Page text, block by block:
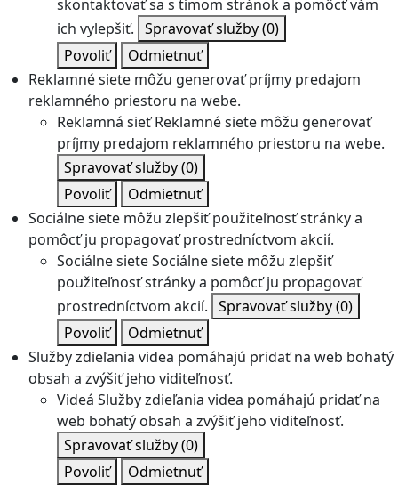
skontaktovať sa s tímom stránok a pomôcť vám
ich vylepšiť. Spravovať služby(0)
Povoliť
Odmietnuť
Reklamné siete môžu generovať príjmy predajom
reklamného priestoru na webe.
Reklamná sieť Reklamné siete môžu generovať
príjmy predajom reklamného priestoru na webe.
Spravovať služby(0)
Povoliť
Odmietnuť
Sociálne siete môžu zlepšiť použiteľnosť stránky a
pomôcť ju propagovať prostredníctvom akcií.
Sociálne sieteSociálne siete môžu zlepšiť
použiteľnosť stránky a pomôcť ju propagovať
prostredníctvom akcií. Spravovať služby(0)
Povoliť
Odmietnuť
Služby zdieľania videa pomáhajú pridať na web bohatý
obsah a zvýšiť jeho viditeľnosť.
Videá Služby zdieľania videa pomáhajú pridať na
web bohatý obsah a zvýšiť jeho viditeľnosť.
Spravovať služby(0)
Povoliť
Odmietnuť